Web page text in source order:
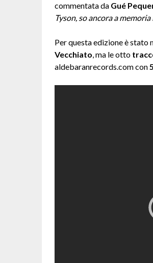
commentata da Gué
Tyson, so ancora a
Per questa edizione è stato
Vecchiato, ma le otto
aldebaranrecords.com con